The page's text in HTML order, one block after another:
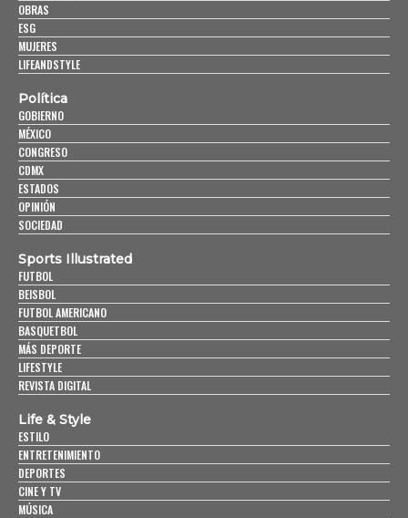
OBRAS
ESG
MUJERES
LIFEANDSTYLE
Política
GOBIERNO
MÉXICO
CONGRESO
CDMX
ESTADOS
OPINIÓN
SOCIEDAD
Sports Illustrated
FUTBOL
BEISBOL
FUTBOL AMERICANO
BASQUETBOL
MÁS DEPORTE
LIFESTYLE
REVISTA DIGITAL
Life & Style
ESTILO
ENTRETENIMIENTO
DEPORTES
CINE Y TV
MÚSICA